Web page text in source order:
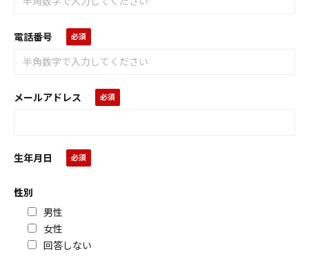
電話番号
メールアドレス
生年月日
性別
男性
女性
回答しない